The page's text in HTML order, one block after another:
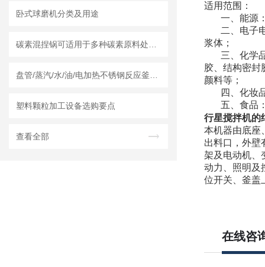
卧式球磨机分类及用途
塑料颗粒加工设备选购要点
查看全部
适用范围：
一、能源
二、电子
浆体；
三、化学
胶、结构密封
颜料等；
四、化妆
五、食品
行星搅拌机的
本机器由底座
出料口，外壁
架及电动机、
动力、照明及
位开关、釜盖
在线咨